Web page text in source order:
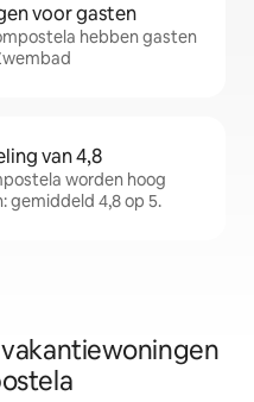
voor gasten
hebben gasten
van 4,8
worden hoog
gemiddeld 4,8 op 5.